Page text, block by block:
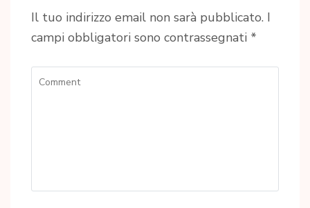
Il tuo indirizzo email non sarà pubblicato. I
campi obbligatori sono contrassegnati *
Comment